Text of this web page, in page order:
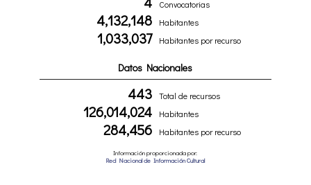
Convocatorias
4,132,148 Habitantes
1,033,037 Habitantes por recurso
Datos Nacionales
443 Total de recursos
126,014,024 Habitantes
284,456 Habitantes por recurso
Información proporcionada por:
Red Nacional de Información Cultural